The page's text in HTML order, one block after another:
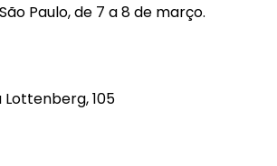
Paulo, de 7 a 8 de março.
Lottenberg, 105